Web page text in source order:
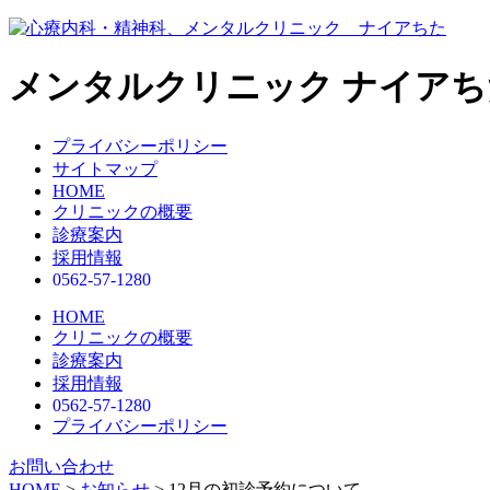
コ
ン
メンタルクリニック ナイア
プライバシーポリシー
サイトマップ
HOME
クリニックの概要
診療案内
採用情報
0562-57-1280
HOME
クリニックの概要
診療案内
採用情報
0562-57-1280
プライバシーポリシー
お問い合わせ